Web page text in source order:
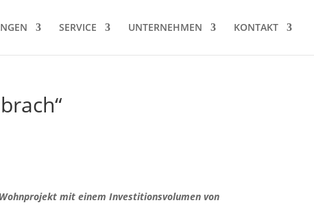
SERVICE UNTERNEHMEN KONTAKT
mit einem Investitionsvolumen von